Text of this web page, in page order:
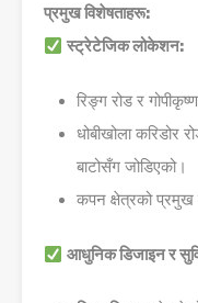
प्रमुख विशेषताहरू:
स्ट्रेटेजिक लोकेशन:
रिङ्ग रोड र
धोबीखोला करिडोर
बाटोसँग जोडिएको।
कपन क्षेत्रको प्रमुख
आधुनिक डिजाइन र